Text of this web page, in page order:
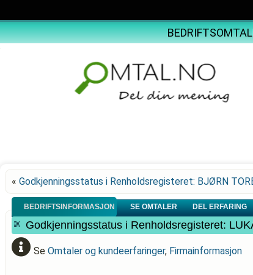
« Godkjenningsstatus i Renholdsregisteret: BJØRN
BEDRIFTSINFORMASJON SE OMTALER DEL ERFARING
Godkjenningsstatus i Renholdsregisteret:
Se Omtaler og kundeerfaringer, Firmainformasjon